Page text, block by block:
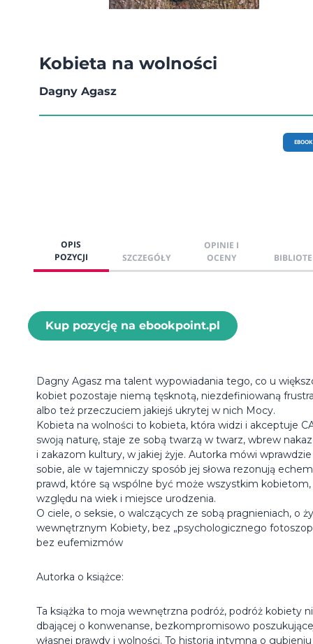
Kobieta na wolności
Dagny Agasz
EBOOK
OPIS
POZYCJI
SZCZEGÓŁY
OPINIE I
OCENY
Kup pozycję na ebookpoint.pl
Dagny Agasz ma talent wypowiadania tego, co u
kobiet pozostaje niemą tęsknotą, niezdefiniowaną
albo też przeczuciem jakiejś ukrytej w nich Mocy.
Kobieta na wolności to kobieta, która widzi i akceptuje
swoją naturę, staje ze sobą twarzą w twarz, wbrew
i zakazom kultury, w jakiej żyje. Autorka mówi
sobie, ale w tajemniczy sposób jej słowa rezonują echem
prawd, które są wspólne być może wszystkim
względu na wiek i miejsce urodzenia.
O ciele, o seksie, o walczących ze sobą pragnieniach, o
wewnętrznym Kobiety, bez „psychologicznego
bez eufemizmów
Autorka o książce:
Ta książka to moja wewnętrzna podróż, podróż kobiety
dbającej o konwenanse, bezkompromisowo
własnej prawdy i wolności. To historia intymna o